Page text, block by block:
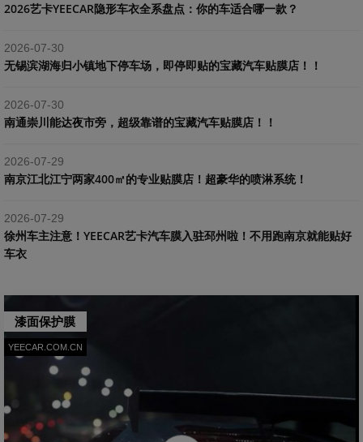
2026艺卡YEECAR隐形车衣全系盘点：你的车适合哪一款？
2026-07-30
​无锡滨湖海归小镇地下停车场，即停即贴的宝藏汽车贴膜店！！
2026-07-30
南通崇川能达夜市旁，超级靠谱的宝藏汽车贴膜店！！
2026-07-29
南京江北江宁两家400㎡的专业贴膜店！超豪华的喷淋系统！
2026-07-29
​徐州车主注意！YEECAR艺卡汽车膜入驻邳州啦！不用跑南京就能贴好
车衣
漆面保护膜
YEECAR.COM.CN